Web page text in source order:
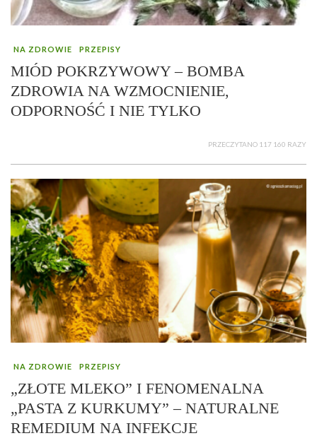
NA ZDROWIE PRZEPISY
MIÓD POKRZYWOWY – BOMBA
ZDROWIA NA WZMOCNIENIE,
ODPORNOŚĆ I NIE TYLKO
PRZECZYTANO 117 160 RAZY
NA ZDROWIE PRZEPISY
„ZŁOTE MLEKO” I FENOMENALNA
„PASTA Z KURKUMY” – NATURALNE
REMEDIUM NA INFEKCJE